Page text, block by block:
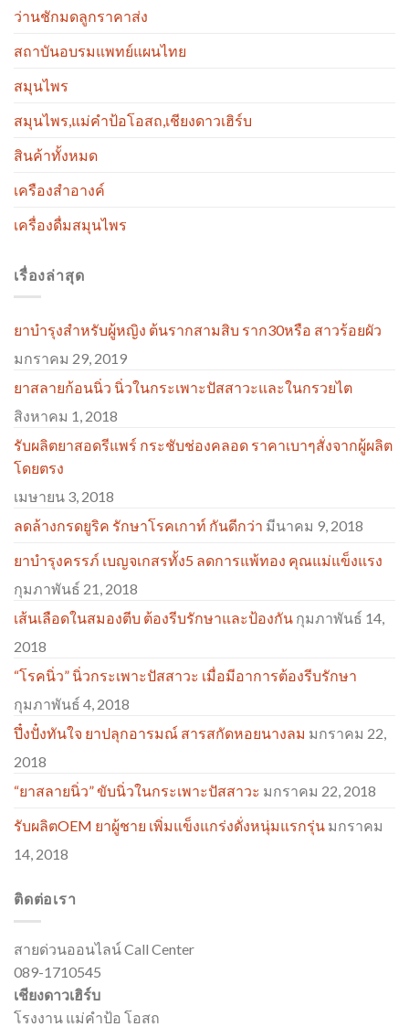
ว่านชักมดลูกราคาส่ง
สถาบันอบรมแพทย์แผนไทย
สมุนไพร
สมุนไพร,แม่คำป้อโอสถ,เชียงดาวเฮิร์บ
สินค้าทั้งหมด
เครืองสำอางค์
เครื่องดื่มสมุนไพร
เรื่องล่าสุด
ยาบำรุงสำหรับผู้หญิง ต้นรากสามสิบ ราก30หรือ สาวร้อยผัว
มกราคม 29, 2019
ยาสลายก้อนนิ่ว นิ่วในกระเพาะปัสสาวะและในกรวยไต
สิงหาคม 1, 2018
รับผลิตยาสอดรีแพร์ กระชับช่องคลอด ราคาเบาๆสั่งจากผู้ผลิต
โดยตรง
เมษายน 3, 2018
ลดล้างกรดยูริค รักษาโรคเกาท์ กันดีกว่า มีนาคม 9, 2018
ยาบำรุงครรภ์ เบญจเกสรทั้ง5 ลดการแพ้ทอง คุณแม่แข็งแรง
กุมภาพันธ์ 21, 2018
เส้นเลือดในสมองตีบ ต้องรีบรักษาและป้องกัน กุมภาพันธ์ 14,
2018
“โรคนิ่ว” นิ่วกระเพาะปัสสาวะ เมื่อมีอาการต้องรีบรักษา
กุมภาพันธ์ 4, 2018
ปึ๋งปั๋งทันใจ ยาปลุกอารมณ์ สารสกัดหอยนางลม มกราคม 22,
2018
“ยาสลายนิ่ว” ขับนิ่วในกระเพาะปัสสาวะ มกราคม 22, 2018
รับผลิตOEM ยาผู้ชาย เพิ่มแข็งแกร่งดั่งหนุ่มแรกรุ่น มกราคม
14, 2018
ติดต่อเรา
สายด่วนออนไลน์ Call Center
089-1710545
เชียงดาวเฮิร์บ
โรงงาน แม่คำป้อ โอสถ